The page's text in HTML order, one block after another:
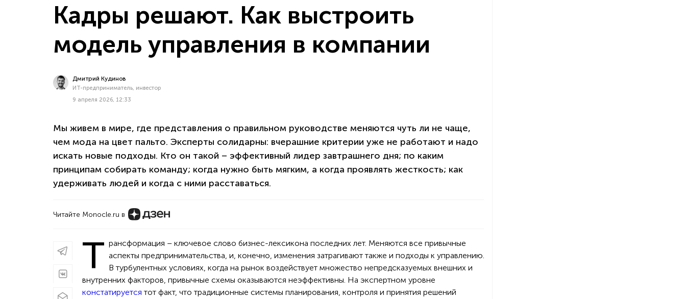
Кадры решают. Как выстроить
модель управления в компании
Дмитрий Кудинов
ИТ-предприниматель, инвестор
9 апреля 2026, 12:33
Мы живем в мире, где представления о правильном руководстве меняются чуть ли не чаще,
чем мода на цвет пальто. Эксперты солидарны: вчерашние критерии уже не работают и надо
искать новые подходы. Кто он такой – эффективный лидер завтрашнего дня; по каким
принципам собирать команду; когда нужно быть мягким, а когда проявлять жесткость; как
удерживать людей и когда с ними расставаться.
Читайте Monocle.ru в
Т рансформация – ключевое слово бизнес-лексикона последних лет. Меняются все привычные
аспекты предпринимательства, и, конечно, изменения затрагивают также и подходы к управлению.
В турбулентных условиях, когда на рынок воздействует множество непредсказуемых внешних и
внутренних факторов, привычные схемы оказываются неэффективны. На экспертном уровне
констатируется тот факт, что традиционные системы планирования, контроля и принятия решений